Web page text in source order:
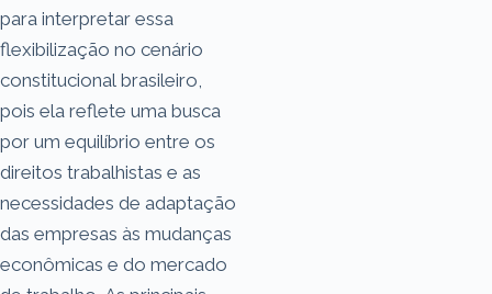
para interpretar essa
flexibilização no cenário
constitucional brasileiro,
pois ela reflete uma busca
por um equilíbrio entre os
direitos trabalhistas e as
necessidades de adaptação
das empresas às mudanças
econômicas e do mercado